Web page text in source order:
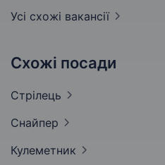
Усі схожі вакансії
Схожі посади
Стрілець
Снайпер
Кулеметник